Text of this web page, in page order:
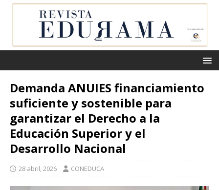
Demanda ANUIES financiamiento
suficiente y sostenible para
garantizar el Derecho a la
Educación Superior y el
Desarrollo Nacional
28 abril, 2026 CONEDUCA